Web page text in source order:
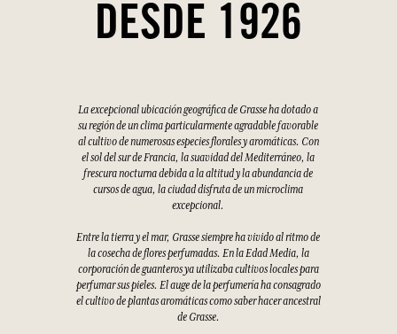
DESDE 1926
La excepcional ubicación geográfica de Grasse ha dotado a
su región de un clima particularmente agradable favorable
al cultivo de numerosas especies florales y aromáticas. Con
el sol del sur de Francia, la suavidad del Mediterráneo, la
frescura nocturna debida a la altitud y la abundancia de
cursos de agua, la ciudad disfruta de un microclima
excepcional.
Entre la tierra y el mar, Grasse siempre ha vivido al ritmo de
la cosecha de flores perfumadas. En la Edad Media, la
corporación de guanteros ya utilizaba cultivos locales para
perfumar sus pieles. El auge de la perfumería ha consagrado
el cultivo de plantas aromáticas como saber hacer ancestral
de Grasse.